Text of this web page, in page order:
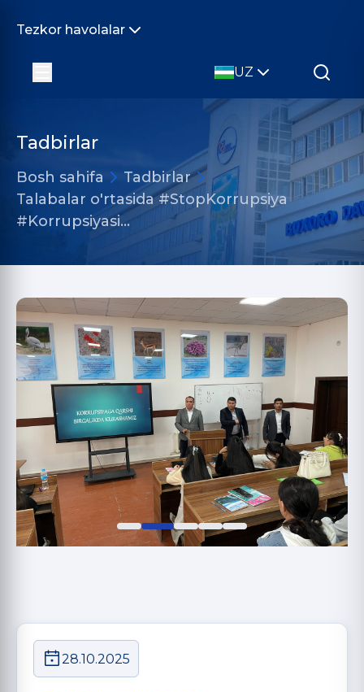
Tezkor havolalar
UZ
Tadbirlar
Bosh sahifa
Tadbirlar
Talabalar o'rtasida #StopKorrupsiya
#Korrupsiyasi…
28.10.2025